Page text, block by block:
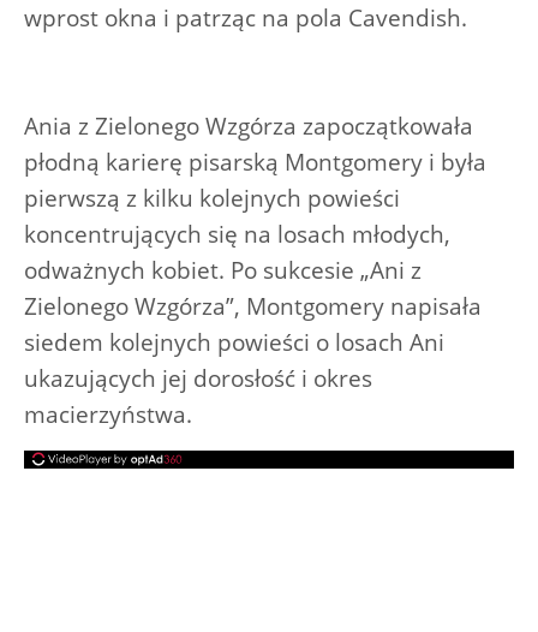
wprost okna i patrząc na pola Cavendish.
Ania z Zielonego Wzgórza zapoczątkowała
płodną karierę pisarską Montgomery i była
pierwszą z kilku kolejnych powieści
koncentrujących się na losach młodych,
odważnych kobiet. Po sukcesie „Ani z
Zielonego Wzgórza”, Montgomery napisała
siedem kolejnych powieści o losach Ani
ukazujących jej dorosłość i okres
macierzyństwa.